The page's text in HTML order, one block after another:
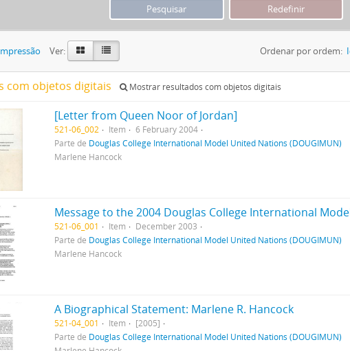
Ver: Ordenar por ordem:
com objetos digitais Mostrar resultados com objetos digitais
[Letter from Queen Noor of Jordan]
521-06_002 Item
6 February 2004
Parte de Douglas College International Model United Nations (DOUGIMUN)
Marlene Hancock
Message to the 2004 Douglas College International
521-06_001 Item
December 2003
Parte de Douglas College International Model United Nations (DOUGIMUN)
Marlene Hancock
A Biographical Statement: Marlene R. Hancock
521-04_001 Item
[2005]
Parte de Douglas College International Model United Nations (DOUGIMUN)